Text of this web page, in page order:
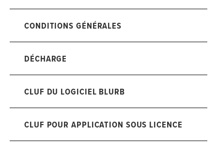
CONDITIONS GÉNÉRALES
DÉCHARGE
CLUF DU LOGICIEL BLURB
CLUF POUR APPLICATION SOUS LICENCE